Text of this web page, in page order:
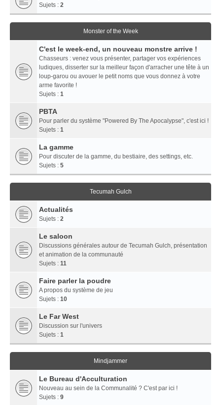
Sujets : 2
Monster of the Week
C'est le week-end, un nouveau monstre arrive !
Chasseurs : venez vous présenter, partager vos expériences
ludiques, disserter sur la meilleur façon d'arracher une tête à un
loup-garou ou avouer le petit noms que vous donnez à votre
arme favorite !
Sujets : 1
PBTA
Pour parler du système "Powered By The Apocalypse", c'est ici !
Sujets : 1
La gamme
Pour discuter de la gamme, du bestiaire, des settings, etc.
Sujets : 5
Tecumah Gulch
Actualités
Sujets : 2
Le saloon
Discussions générales autour de Tecumah Gulch, présentation
et animation de la communauté
Sujets : 11
Faire parler la poudre
A propos du système de jeu
Sujets : 10
Le Far West
Discussion sur l'univers
Sujets : 1
Mindjammer
Le Bureau d'Acculturation
Nouveau au sein de la Communalité ? C'est par ici !
Sujets : 9